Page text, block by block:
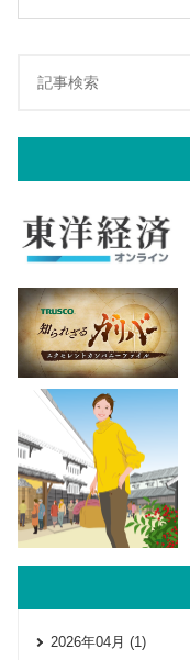
2026年04月 (1)